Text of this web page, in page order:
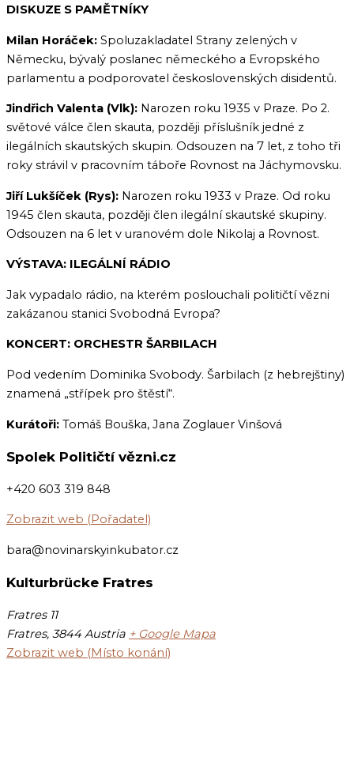
DISKUZE S PAMĚTNÍKY
Milan Horáček: Spoluzakladatel Strany zelených v
Německu, bývalý poslanec německého a Evropského
parlamentu a podporovatel československých disidentů.
Jindřich Valenta (Vlk): Narozen roku 1935 v Praze. Po 2.
světové válce člen skauta, později příslušník jedné z
ilegálních skautských skupin. Odsouzen na 7 let, z toho tři
roky strávil v pracovním táboře Rovnost na Jáchymovsku.
Jiří Lukšíček (Rys): Narozen roku 1933 v Praze. Od roku
1945 člen skauta, později člen ilegální skautské skupiny.
Odsouzen na 6 let v uranovém dole Nikolaj a Rovnost.
VÝSTAVA: ILEGÁLNÍ RÁDIO
Jak vypadalo rádio, na kterém poslouchali političtí vězni
zakázanou stanici Svobodná Evropa?
KONCERT: ORCHESTR ŠARBILACH
Pod vedením Dominika Svobody. Šarbilach (z hebrejštiny)
znamená „střípek pro štěstí“.
Kurátoři: Tomáš Bouška, Jana Zoglauer Vinšová
Spolek Političtí vězni.cz
+420 603 319 848
Zobrazit web (Pořadatel)
bara@novinarskyinkubator.cz
Kulturbrücke Fratres
Fratres 11
Fratres, 3844 Austria + Google Mapa
Zobrazit web (Místo konání)